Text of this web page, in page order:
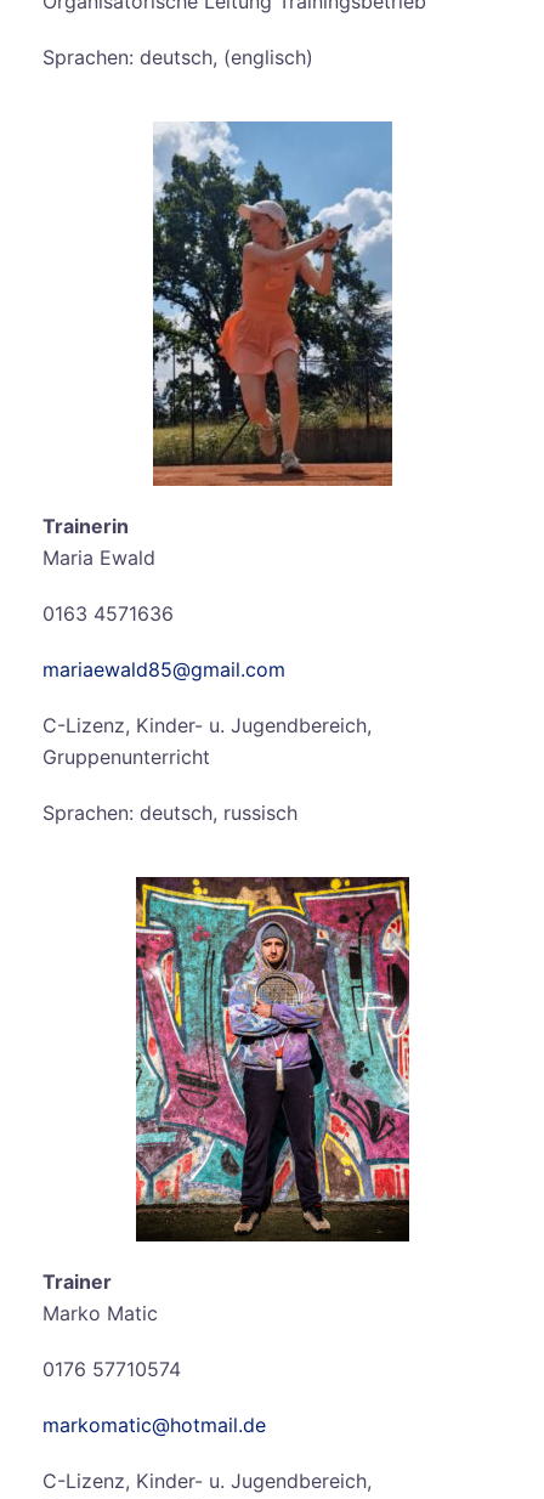
Sprachen: deutsch, (englisch)
Trainerin
Maria Ewald
0163 4571636
mariaewald85@gmail.com
C-Lizenz, Kinder- u. Jugendbereich,
Gruppenunterricht
Sprachen: deutsch, russisch
Trainer
Marko Matic
0176 57710574
markomatic@hotmail.de
C-Lizenz, Kinder- u. Jugendbereich,